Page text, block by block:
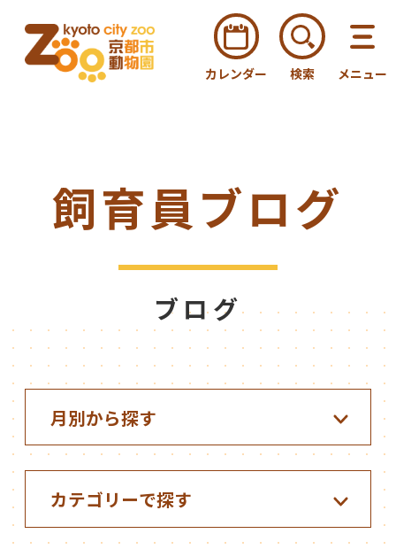
カレンダー 検索 メニュー
飼育員ブログ
ブログ